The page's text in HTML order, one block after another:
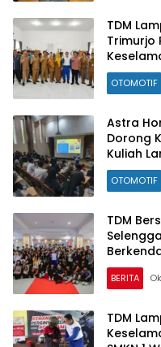
TDM
Trimurjo
OTOMOTIF
Astra
Dorong
Kuliah
OTOMOTIF
TDM
BERITA
TDM